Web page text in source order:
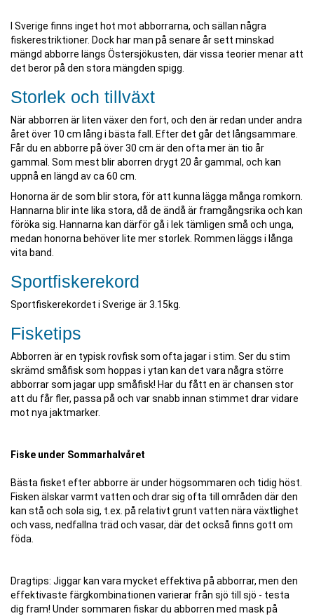
I Sverige finns inget hot mot abborrarna, och sällan några
fiskerestriktioner. Dock har man på senare år sett minskad
mängd abborre längs Östersjökusten, där vissa teorier menar att
det beror på den stora mängden spigg.
Storlek och tillväxt
När abborren är liten växer den fort, och den är redan under andra
året över 10 cm lång i bästa fall. Efter det går det långsammare.
Får du en abborre på över 30 cm är den ofta mer än tio år
gammal. Som mest blir aborren drygt 20 år gammal, och kan
uppnå en längd av ca 60 cm.
Honorna är de som blir stora, för att kunna lägga många romkorn.
Hannarna blir inte lika stora, då de ändå är framgångsrika och kan
föröka sig. Hannarna kan därför gå i lek tämligen små och unga,
medan honorna behöver lite mer storlek. Rommen läggs i långa
vita band.
Sportfiskerekord
Sportfiskerekordet i Sverige är 3.15kg.
Fisketips
Abborren är en typisk rovfisk som ofta jagar i stim. Ser du stim
skrämd småfisk som hoppas i ytan kan det vara några större
abborrar som jagar upp småfisk! Har du fått en är chansen stor
att du får fler, passa på och var snabb innan stimmet drar vidare
mot nya jaktmarker.
Fiske under Sommarhalvåret
Bästa fisket efter abborre är under högsommaren och tidig höst.
Fisken älskar varmt vatten och drar sig ofta till områden där den
kan stå och sola sig, t.ex. på relativt grunt vatten nära växtlighet
och vass, nedfallna träd och vasar, där det också finns gott om
föda.
Dragtips: Jiggar kan vara mycket effektiva på abborrar, men den
effektivaste färgkombinationen varierar från sjö till sjö - testa
dig fram! Under sommaren fiskar du abborren med mask på